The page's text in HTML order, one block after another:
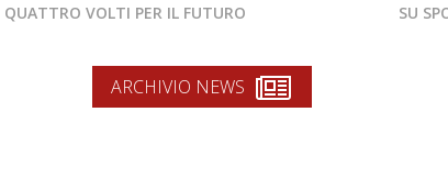
QUATTRO VOLTI PER IL FUTURO SU
ARCHIVIO NEWS